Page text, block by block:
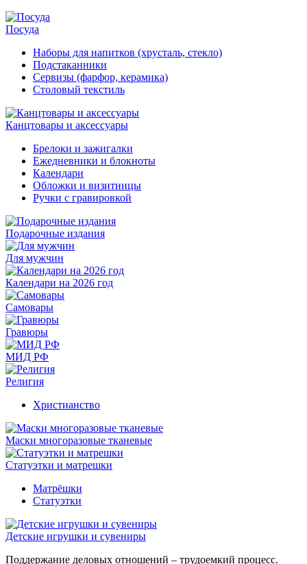
Посуда
Наборы для напитков (хрусталь, стекло)
Подстаканники
Сервизы (фарфор, керамика)
Столовый текстиль
Канцтовары и аксессуары
Брелоки и зажигалки
Ежедневники и блокноты
Календари
Обложки и визитницы
Ручки с гравировкой
Подарочные издания
Для мужчин
Календари на 2026 год
Самовары
Гравюры
МИД РФ
Религия
Христианство
Маски многоразовые тканевые
Статуэтки и матрешки
Матрёшки
Статуэтки
Детские игрушки и сувениры
Поддержание деловых отношений – трудоемкий процесс.